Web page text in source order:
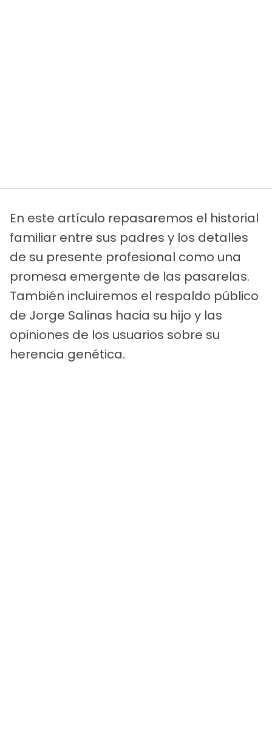
En este artículo repasaremos el historial
familiar entre sus padres y los detalles
de su presente profesional como una
promesa emergente de las pasarelas.
También incluiremos el respaldo público
de Jorge Salinas hacia su hijo y las
opiniones de los usuarios sobre su
herencia genética.